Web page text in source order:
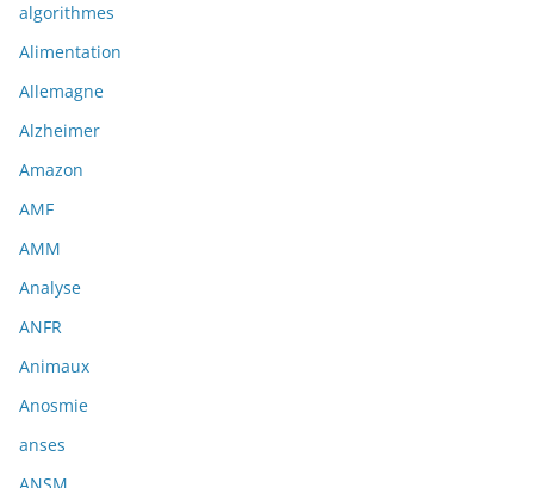
algorithmes
Alimentation
Allemagne
Alzheimer
Amazon
AMF
AMM
Analyse
ANFR
Animaux
Anosmie
anses